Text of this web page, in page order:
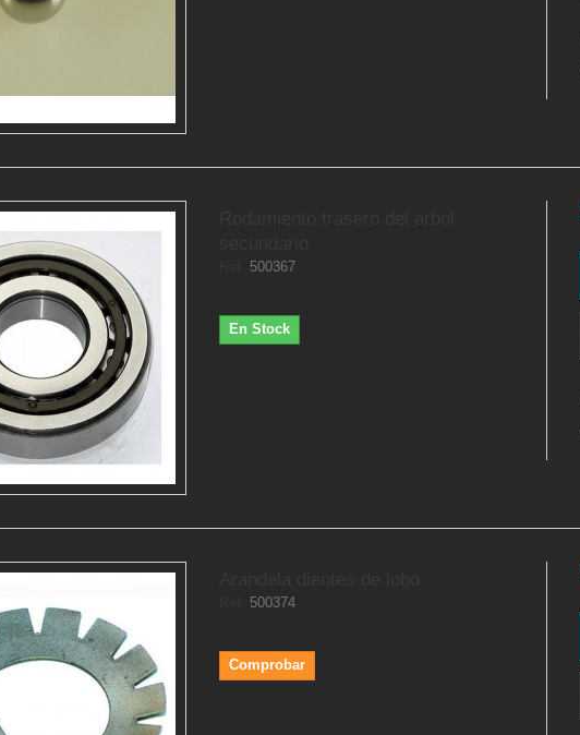
500367
En Stock
500374
Comprobar